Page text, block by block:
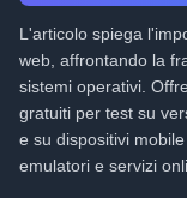
L'articolo spiega
web, affrontando la
sistemi operativi.
gratuiti per test su
e su dispositivi
emulatori e servizi